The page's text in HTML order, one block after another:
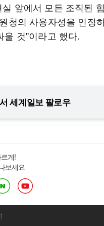
앞에서 모든 조직된
청의 사용자성을 인정
울 것"이라고 했다.
세계일보 팔로우
게!
보세요